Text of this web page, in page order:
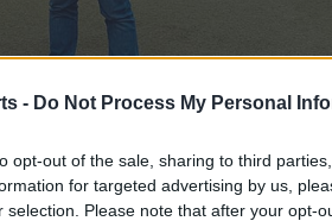
- Do Not Process My Personal
opt-out of the sale, sharing to third
for targeted advertising by us,
selection. Please note that after your opt-